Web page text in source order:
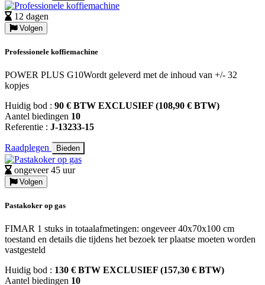
12 dagen
Volgen
Professionele koffiemachine
POWER PLUS G10Wordt geleverd met de inhoud van +/- 32
kopjes
Huidig bod : 90 € BTW EXCLUSIEF (108,90 € BTW)
Aantel biedingen 10
Referentie : J-13233-15
Raadplegen Bieden
ongeveer 45 uur
Volgen
Pastakoker op gas
FIMAR 1 stuks in totaalafmetingen: ongeveer 40x70x100 cm
toestand en details die tijdens het bezoek ter plaatse moeten worden
vastgesteld
Huidig bod : 130 € BTW EXCLUSIEF (157,30 € BTW)
Aantel biedingen 10